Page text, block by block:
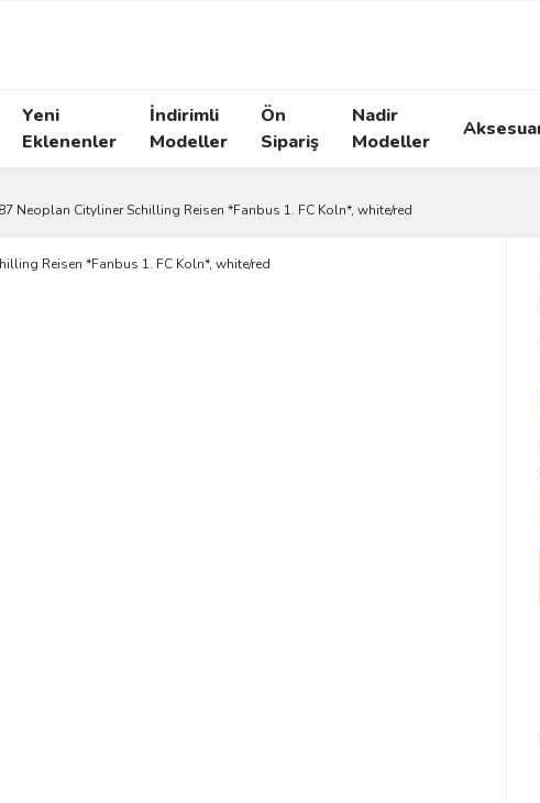
Yeni
Eklenenler
İndirimli
Modeller
Ön
Sipariş
Nadir
Modeller
Neoplan Cityliner Schilling Reisen *Fanbus 1. FC Koln*, white/red